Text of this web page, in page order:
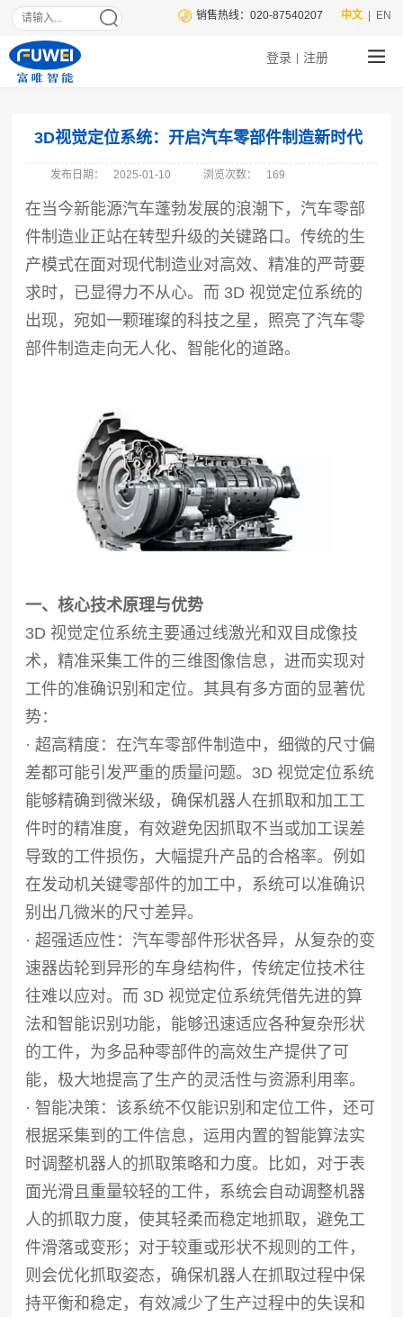
| EN
中文
销售热线：020-87540207
登录 注册
3D视觉定位系统：开启汽车零部件制造新时代
发布日期： 2025-01-10 浏览次数： 169
在当今新能源汽车蓬勃发展的浪潮下，汽车零部
件制造业正站在转型升级的关键路口。传统的生
产模式在面对现代制造业对高效、精准的严苛要
求时，已显得力不从心。而 3D 视觉定位系统的
出现，宛如一颗璀璨的科技之星，照亮了汽车零
部件制造走向无人化、智能化的道路。
一、核心技术原理与优势
3D 视觉定位系统主要通过线激光和双目成像技
术，精准采集工件的三维图像信息，进而实现对
工件的准确识别和定位。其具有多方面的显著优
势：
· 超高精度：在汽车零部件制造中，细微的尺寸偏
差都可能引发严重的质量问题。3D 视觉定位系统
能够精确到微米级，确保机器人在抓取和加工工
件时的精准度，有效避免因抓取不当或加工误差
导致的工件损伤，大幅提升产品的合格率。例如
在发动机关键零部件的加工中，系统可以准确识
别出几微米的尺寸差异。
· 超强适应性：汽车零部件形状各异，从复杂的变
速器齿轮到异形的车身结构件，传统定位技术往
往难以应对。而 3D 视觉定位系统凭借先进的算
法和智能识别功能，能够迅速适应各种复杂形状
的工件，为多品种零部件的高效生产提供了可
能，极大地提高了生产的灵活性与资源利用率。
· 智能决策：该系统不仅能识别和定位工件，还可
根据采集到的工件信息，运用内置的智能算法实
时调整机器人的抓取策略和力度。比如，对于表
面光滑且重量较轻的工件，系统会自动调整机器
人的抓取力度，使其轻柔而稳定地抓取，避免工
件滑落或变形；对于较重或形状不规则的工件，
则会优化抓取姿态，确保机器人在抓取过程中保
持平衡和稳定，有效减少了生产过程中的失误和